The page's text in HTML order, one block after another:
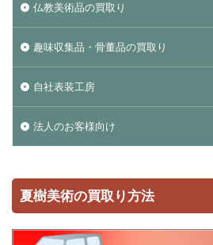
仏教美術品の買取り
趣味収集品・骨董品の買取り
自社表装工房
法人のお客様向け
夏樹美術の買取り方法